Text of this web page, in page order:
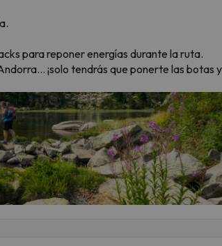
para reponer energías durante la ruta.
¡solo tendrás que ponerte las botas y